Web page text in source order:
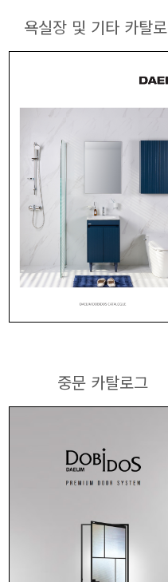
욕실장 및 기타 카탈
중문 카탈로그